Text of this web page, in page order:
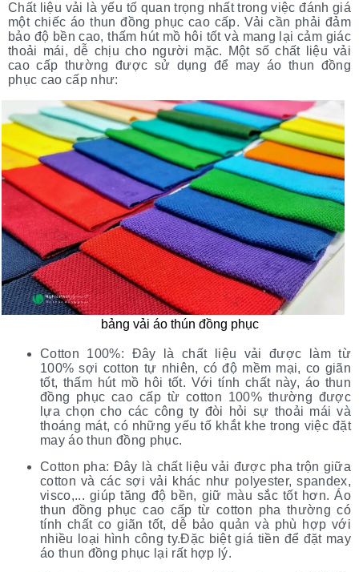
Chất liệu vải là yếu tố quan trọng nhất trong việc đánh giá
một chiếc áo thun đồng phục cao cấp. Vải cần phải đảm
bảo độ bền cao, thấm hút mồ hôi tốt và mang lại cảm giác
thoải mái, dễ chịu cho người mặc. Một số chất liệu vải
cao cấp thường được sử dụng để may áo thun đồng
phục cao cấp như:
bảng vải áo thún đồng phục
Cotton 100%: Đây là chất liệu vải được làm từ
100% sợi cotton tự nhiên, có độ mềm mại, co giãn
tốt, thấm hút mồ hôi tốt. Với tính chất này, áo thun
đồng phục cao cấp từ cotton 100% thường được
lựa chọn cho các công ty đòi hỏi sự thoải mái và
thoáng mát, có những yếu tố khắt khe trong việc đặt
may áo thun đồng phục.
Cotton pha: Đây là chất liệu vải được pha trộn giữa
cotton và các sợi vải khác như polyester, spandex,
visco,... giúp tăng độ bền, giữ màu sắc tốt hơn. Áo
thun đồng phục cao cấp từ cotton pha thường có
tính chất co giãn tốt, dễ bảo quản và phù hợp với
nhiều loại hình công ty.Đặc biệt giá tiền để đặt may
áo thun đồng phục lại rất hợp lý.